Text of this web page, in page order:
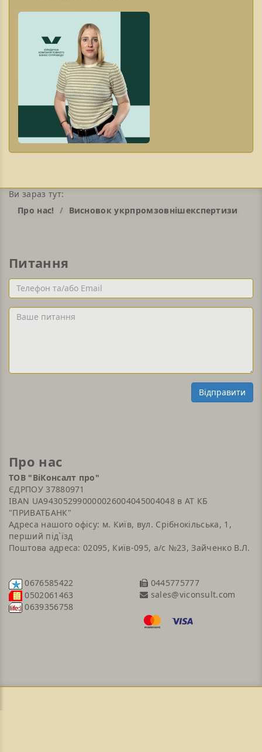
Ви зараз тут:
Про нас!
Висновок укрпромзовнішекспертизи
Питання
Телефон
та/
або
Email
Ваше
питання
Відправити
Про нас
ТОВ "ВіКонсалт про"
ЄДРПОУ 37880971
IBAN UA943052990000026004045004048 в АТ КБ
"ПРИВАТБАНК"
Адреса нашого офісу: м. Київ, вул. Срібнокільська, 1,
перший під`їзд
Поштова адреса: 02095, Київ-095, а/с №23, Зайченко В.Л.
0676585422
0502061463
0639356758
0445775777
sales@viconsult.com